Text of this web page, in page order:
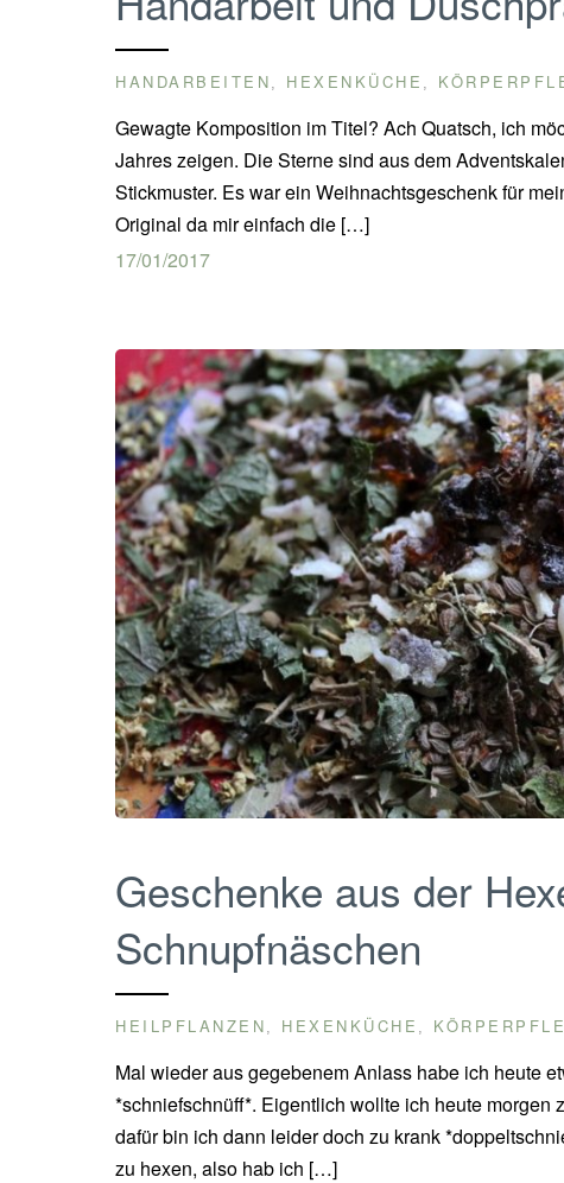
HANDARBEITEN , HEXENKÜCHE ,
Gewagte Komposition im Titel? Ach Quatsch, ich
Jahres zeigen. Die Sterne sind aus dem
Stickmuster. Es war ein Weihnachtsgeschenk für
Original da mir einfach die […]
17/01/2017
Geschenke aus der
Schnupfnäschen
HEILPFLANZEN HEXENKÜCHE
Mal wieder aus gegebenem Anlass habe ich heute
*schniefschnüff*. Eigentlich wollte ich heute morgen
dafür bin ich dann leider doch zu krank
zu hexen, also hab ich […]